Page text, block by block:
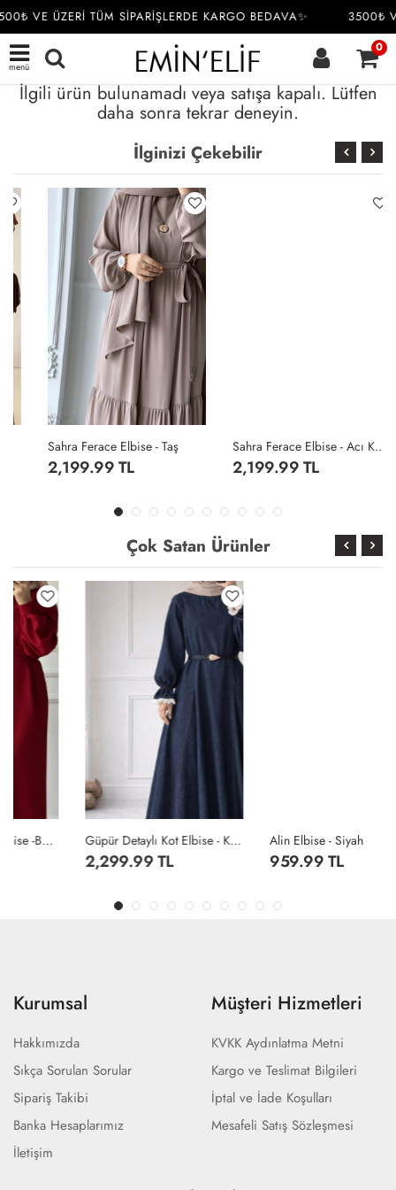
VE ÜZERİ TÜM SİPARİŞLERDE KARGO BEDAVA✨ 3500₺
menü
0
İlgili ürün bulunamadı veya satışa kapalı. Lütfen
daha sonra tekrar deneyin.
İlginizi Çekebilir
Sahra Ferace Elbise - Taş
2,199.99 TL
Sahra Ferace Elbise - Acı Kahve
2,199.99 TL
Çok Satan Ürünler
Güpür Detaylı Kot Elbise - Koyu Lacivert
2,299.99 TL
Alin Elbise - Siyah
959.99 TL
Kurumsal
Hakkımızda
Sıkça Sorulan Sorular
Sipariş Takibi
Banka Hesaplarımız
İletişim
Müşteri Hizmetleri
KVKK Aydınlatma Metni
Kargo ve Teslimat Bilgileri
İptal ve İade Koşulları
Mesafeli Satış Sözleşmesi